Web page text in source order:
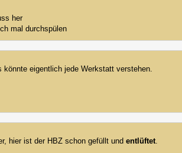
her
mal durchspülen
könnte eigentlich jede Werkstatt verstehen.
hier ist der HBZ schon gefüllt und entlüftet.